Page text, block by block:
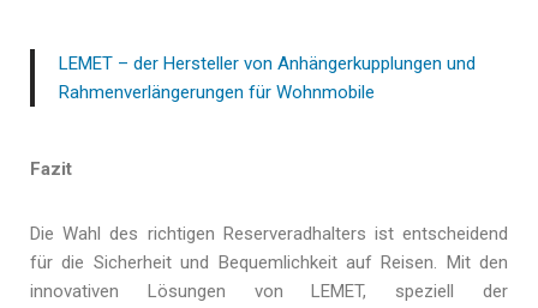
LEMET – der Hersteller von Anhängerkupplungen und
Rahmenverlängerungen für Wohnmobile
Fazit
Die Wahl des richtigen Reserveradhalters ist entscheidend
für die Sicherheit und Bequemlichkeit auf Reisen. Mit den
innovativen Lösungen von LEMET, speziell der